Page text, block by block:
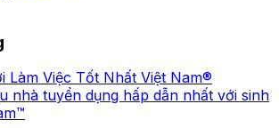
Làm Việc Tốt Nhất Việt Nam®
nhà tuyển dụng hấp dẫn nhất với sinh